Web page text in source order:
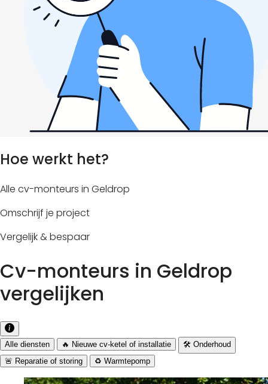
Hoe werkt het?
Alle cv-monteurs in Geldrop
Omschrijf je project
Vergelijk & bespaar
Cv-monteurs in Geldrop
vergelijken
Alle diensten 🔥 Nieuwe cv-ketel of installatie
🛠️ Onderhoud
🚨 Reparatie of storing
♻️ Warmtepomp